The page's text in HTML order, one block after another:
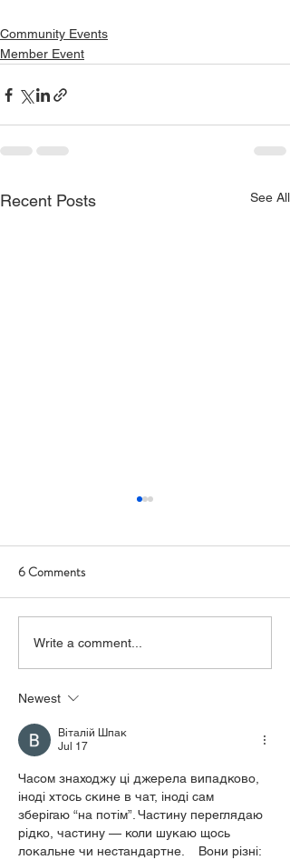
Community Events
Member Event
Recent Posts See All
Art Hop 2019 (photos)
6 Comments
Write a comment...
Newest
Віталій Шпак
Jul 17
Часом знаходжу ці джерела випадково,
іноді хтось скине в чат, іноді сам
зберігаю “на потім”. Частину переглядаю
рідко, частину — коли шукаю щось
локальне чи нестандартне.    Вони різні: